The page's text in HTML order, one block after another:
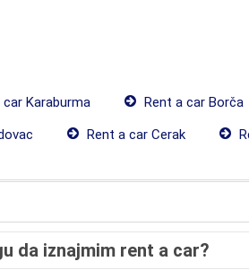
car Karaburma Rent a car Borča
Rent a car Cerak
da iznajmim rent a car?